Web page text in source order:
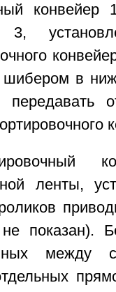
3,
шибером в
передавать
ленты,
показан).
между